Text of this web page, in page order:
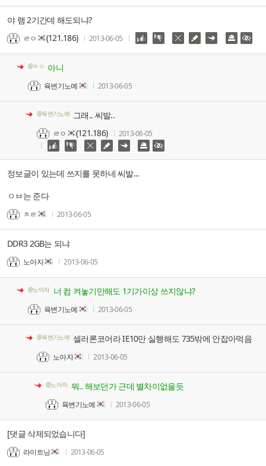
야 램 2기간데 해도되냐?
ㄹㅇ (121.186) 2013-06-05
@ㄹㅇ 아니
육변기노예 2013-06-05
@육변기노예 그래.. 씨발..
ㄹㅇ (121.186) 2013-06-05
정보글이 있는데 쓰지를 못하네 씨발...
ㅇㅂ는 준다
ㅊㄹ 2013-06-05
DDR3 2GB는 되냐
노아자 2013-06-05
@노아자 너 컴 켜놓기만해도 1기가이상 쓰지않냐?
육변기노예 2013-06-05
@육변기노예 셀러론코어라 IE10만 실행해도 735밖에 안잡아먹음
노아자 2013-06-05
@노아자 뭐.. 해보던가 근데 별차이없을듯
육변기노예 2013-06-05
[댓글 삭제되었습니다]
라이트닝 2013-06-05